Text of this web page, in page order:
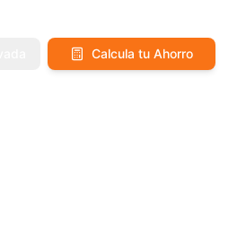
Calcula tu Ahorro